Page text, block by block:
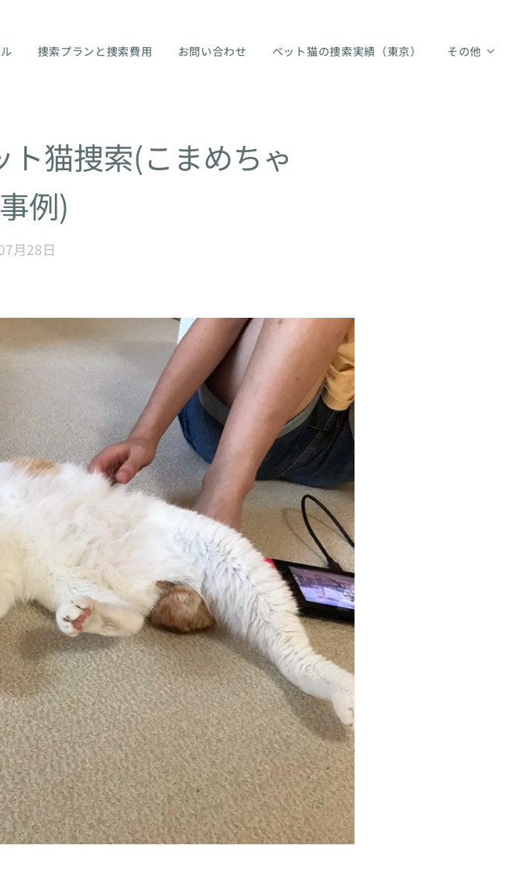
捜索プランと捜索費用 お問い合わせ ペット猫の捜索実績（東京） その他
猫捜索(こまめちゃ
例)
月28日